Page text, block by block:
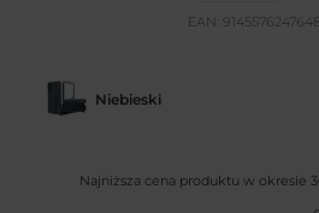
EAN: 9145576247648
Niebieski
Najniższa cena produktu w okresie